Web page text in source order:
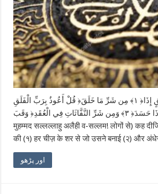
قُلْ أَعُوذُ بِرَبِّ الْفَلَقِ ‎﴿١﴾‏ مِن شَرِّ مَا خَلَقَ ‎﴿٢﴾‏ وَمِن شَرِّ غَاسِقٍ إِذَا
وَقَبَ ‎﴿٣﴾‏ وَمِن شَرِّ النَّفَّاثَاتِ فِي الْعُقَدِ ‎﴿٤﴾‏ وَمِن شَرِّ حَاسِدٍ إِذَا حَسَدَ ‎﴿٥﴾‏ आप (ऐ
मुहम्मद सल्लल्लाहु अलैही व-सल्लम! लोगों से) कह
की (१) हर चीज़ के शर से जो उसने बनाई (२) और
اور پڑھو